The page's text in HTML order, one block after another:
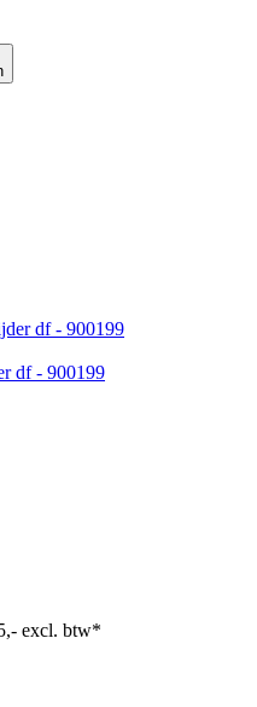
df - 900199
excl. btw*